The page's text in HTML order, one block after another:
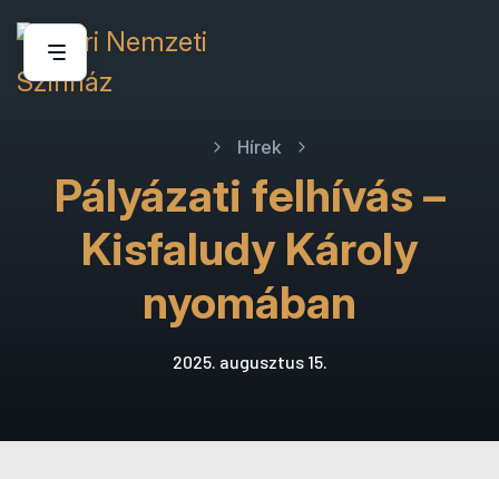
Hírek
Pályázati felhívás –
Kisfaludy Károly
nyomában
2025. augusztus 15.